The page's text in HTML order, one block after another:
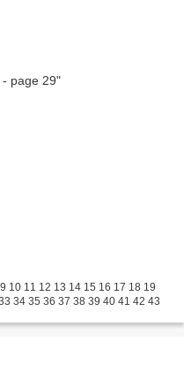
10 11 12 13 14 15 16 17 18 19
34 35 36 37 38 39 40 41 42 43